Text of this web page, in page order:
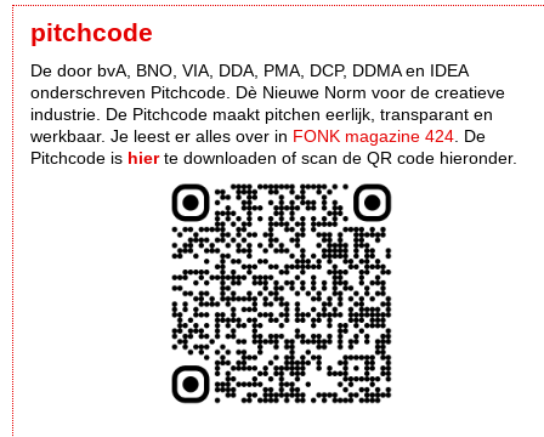
pitchcode
De door bvA, BNO, VIA, DDA, PMA, DCP, DDMA en IDEA
onderschreven Pitchcode. Dè Nieuwe Norm voor de creatieve
industrie. De Pitchcode maakt pitchen eerlijk, transparant en
werkbaar. Je leest er alles over in FONK magazine 424. De
Pitchcode is hierte downloaden of scan de QR code hieronder.